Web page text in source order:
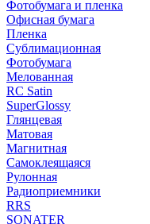
Фотобумага и пленка
Офисная бумага
Пленка
Сублимационная
Фотобумага
Мелованная
RC Satin
SuperGlossy
Глянцевая
Матовая
Магнитная
Самоклеящаяся
Рулонная
Радиоприемники
RRS
SONATER